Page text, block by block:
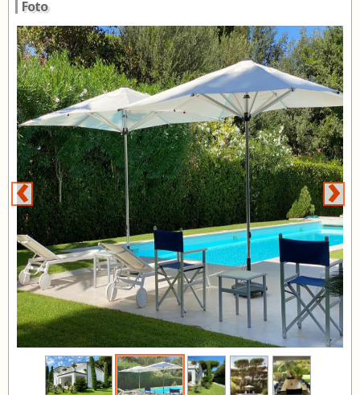
Foto
‹ ›